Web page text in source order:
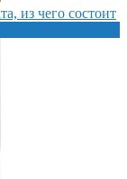
из чего состоит